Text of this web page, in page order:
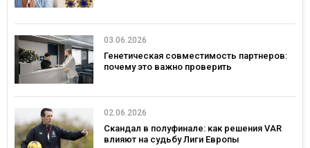
03.06.2026
Генетическая совместимость партнеров:
почему это важно проверить
02.06.2026
Скандал в полуфинале: как решения VAR
влияют на судьбу Лиги Европы